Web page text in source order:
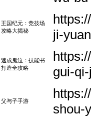
王国纪元：竞技场
攻略大揭秘
ji-
速成鬼泣：技能书
打造全攻略
gui-
父与子手游
shou-